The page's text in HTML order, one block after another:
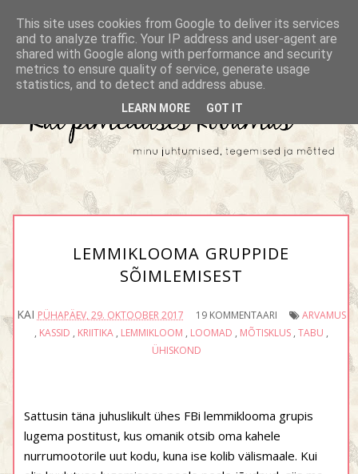
LEMMIKLOOMA GRUPPIDE
SÕIMLEMISEST
KAI PÜHAPÄEV, 29. OKTOOBER 2017 19 KOMMENTAARI
ARVAMUS
, KASSID , KRIITIKA, LEMMIKLOOM , LOOMAD , MÕTISKLUS, TABU ,
ÜHISKOND
Sattusin täna juhuslikult ühes FBi lemmiklooma grupis
lugema postitust, kus omanik otsib oma kahele
nurrumootorile uut kodu, kuna ise kolib välismaale. Kui
This site uses cookies from Google to deliver its services
and to analyze traffic. Your IP address and user-agent are
shared with Google along with performance and security
metrics to ensure quality of service, generate usage
statistics, and to detect and address abuse.
LEARN MORE GOT IT